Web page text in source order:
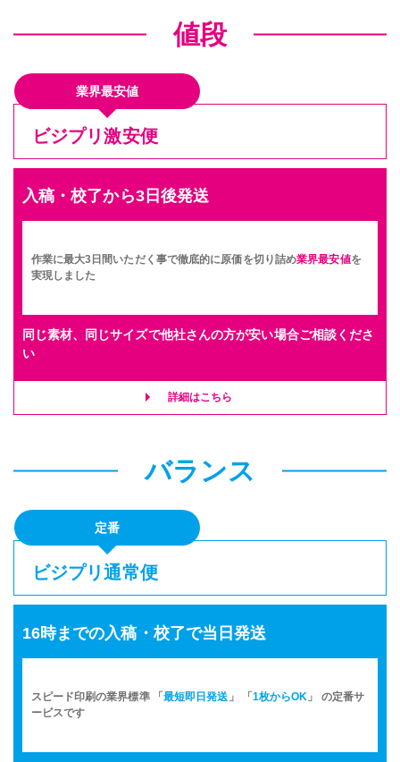
値段
業界最安値
ビジプリ激安便
入稿・校了から3日後発送
作業に最大3日間いただく事で徹底的に原価を切り詰め業界最安値を
実現しました
同じ素材、同じサイズで他社さんの方が安い場合ご相談くださ
い
詳細はこちら
バランス
定番
ビジプリ通常便
16時までの入稿・校了で当日発送
スピード印刷の業界標準 「最短即日発送 」 「1枚からOK 」 の定番サ
ービスです